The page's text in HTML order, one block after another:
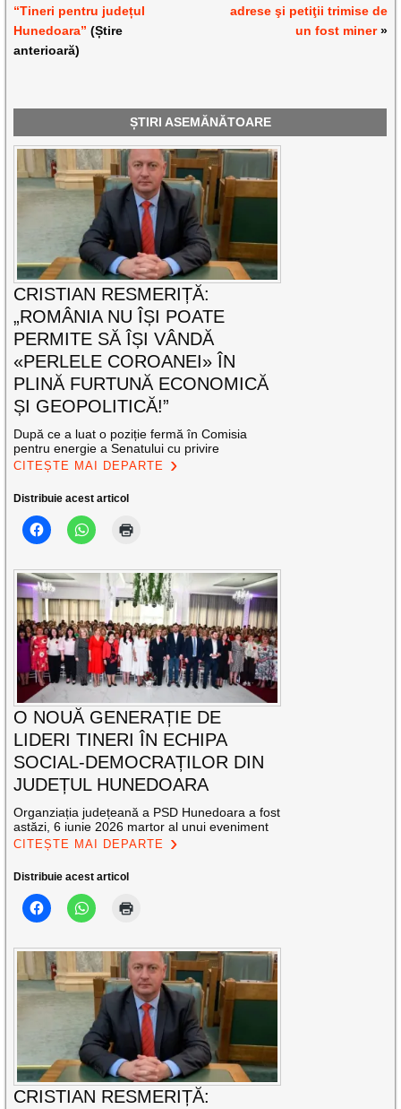
“Tineri pentru județul
Hunedoara” (Știre
anterioară)
adrese şi petiţii trimise de
un fost miner»
ȘTIRI ASEMĂNĂTOARE
CRISTIAN RESMERIȚĂ:
„ROMÂNIA NU ÎȘI POATE
PERMITE SĂ ÎȘI VÂNDĂ
«PERLELE COROANEI» ÎN
PLINĂ FURTUNĂ ECONOMICĂ
ȘI GEOPOLITICĂ!”
După ce a luat o poziție fermă în Comisia
pentru energie a Senatului cu privire
CITEȘTE MAI DEPARTE
Distribuie acest articol
O NOUĂ GENERAȚIE DE
LIDERI TINERI ÎN ECHIPA
SOCIAL-DEMOCRAȚILOR DIN
JUDEȚUL HUNEDOARA
Organziația județeană a PSD Hunedoara a fost
astăzi, 6 iunie 2026 martor al unui eveniment
CITEȘTE MAI DEPARTE
Distribuie acest articol
CRISTIAN RESMERIȚĂ: